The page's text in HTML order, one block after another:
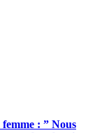
: ” Nous